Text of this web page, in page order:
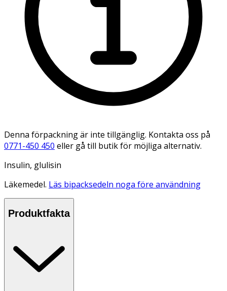
Denna förpackning är inte tillgänglig. Kontakta oss på
0771-450 450 eller gå till butik för möjliga alternativ.
Insulin, glulisin
Läkemedel. Läs bipacksedeln noga före användning
Produktfakta